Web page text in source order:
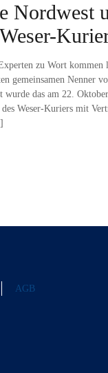
Nordwest
zu Wort
gemeinsamen Nenner
wurde das am 22.
Weser-Kuriers mit
AGB